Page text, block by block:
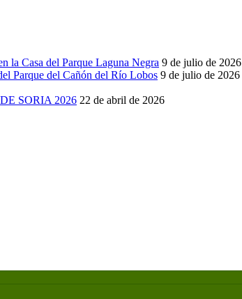
la Casa del Parque Laguna Negra 9 de julio de 2026
Parque del Cañón del Río Lobos 9 de julio de 2026
SORIA 2026 22 de abril de 2026